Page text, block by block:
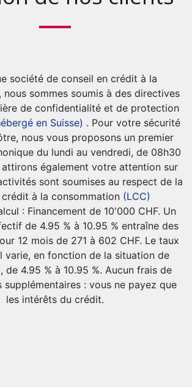
société de conseil en crédit à la
nous sommes soumis à des directives
de confidentialité et de protection
en Suisse) . Pour votre sécurité
nous vous proposons un premier
du lundi au vendredi, de 08h30
attirons également votre attention sur
sont soumises au respect de la
à la consommation (LCC)
: Financement de 10'000 CHF. Un
de 4.95 % à 10.95 % entraîne des
12 mois de 271 à 602 CHF. Le taux
varie, en fonction de la situation de
de 4.95 % à 10.95 %. Aucun frais de
supplémentaires : vous ne payez que
les intérêts du crédit.